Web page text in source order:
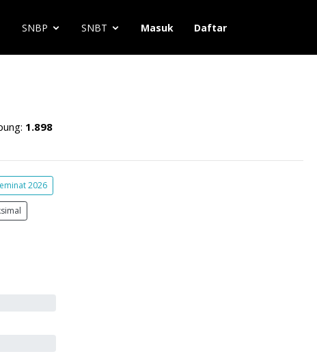
SNBP SNBT Masuk Daftar
1.898
2026